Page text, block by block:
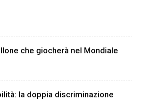
che giocherà nel Mondiale
la doppia discriminazione